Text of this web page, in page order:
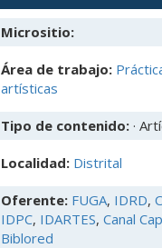
Micrositio:
Área de trabajo:
artísticas
Tipo de contenido: ·
Localidad: Distrital
Oferente: FUGA, IDRD,
IDPC, IDARTES, Canal
Biblored